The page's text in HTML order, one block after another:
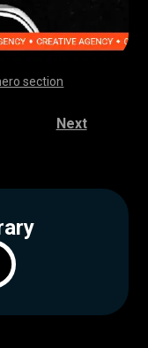
section
,,,,,,,,,,,,
,,,,,,,,,,,
Next